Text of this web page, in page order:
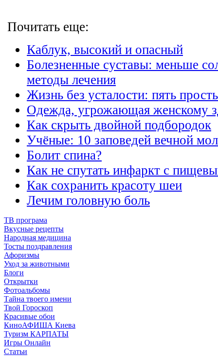
Почитать еще:
Каблук, высокий и опасный
Болезненные суставы: меньше
методы лечения
Жизнь без усталости: пять
Одежда, угрожающая женскому
Как скрыть двойной подбородок
Учёные: 10 заповедей вечной
Болит спина?
Как не спутать инфаркт с
Как сохранить красоту шеи
Лечим головную боль
ТВ програма
Вкусные рецепты
Народная медицина
Тосты поздравления
Афоризмы
Уход за животными
Блоги
Открытки
Фотоальбомы
Тайна твоего имени
Твой Гороскоп
Красивые обои
КиноАФИША Киева
Туризм КАРПАТЫ
Игры Онлайн
Статьи